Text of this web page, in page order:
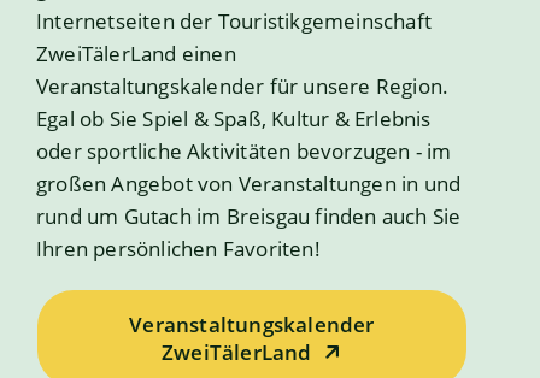
Internetseiten der Touristikgemeinschaft
ZweiTälerLand einen
Veranstaltungskalender für unsere Region.
Egal ob Sie Spiel & Spaß, Kultur & Erlebnis
oder sportliche Aktivitäten bevorzugen - im
großen Angebot von Veranstaltungen in und
rund um Gutach im Breisgau finden auch Sie
Ihren persönlichen Favoriten!
Veranstaltungskalender
ZweiTälerLand